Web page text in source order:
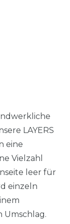
LAYERS
eine
Vielzahl
leer für
einzeln
Umschlag.